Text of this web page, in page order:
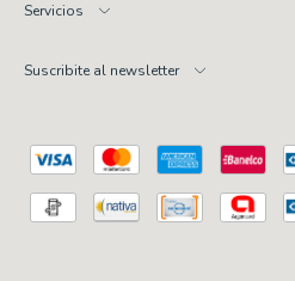
Servicios
Suscribite al newsletter